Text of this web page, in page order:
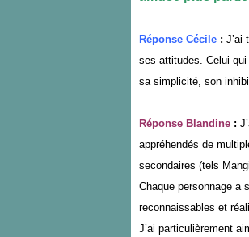
Réponse Cécile : J’ai
ses attitudes. Celui qui
sa simplicité, son
Réponse Blandine :
appréhendés de
secondaires (tels
Chaque personnage a
reconnaissables et
J’ai particulièrement